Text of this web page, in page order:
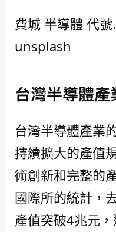
費城 半導體 代
unsplash
台灣半導體
台灣半導體產業
持續擴大的產值
術創新和完整的
國際所的統計，
產值突破4兆元